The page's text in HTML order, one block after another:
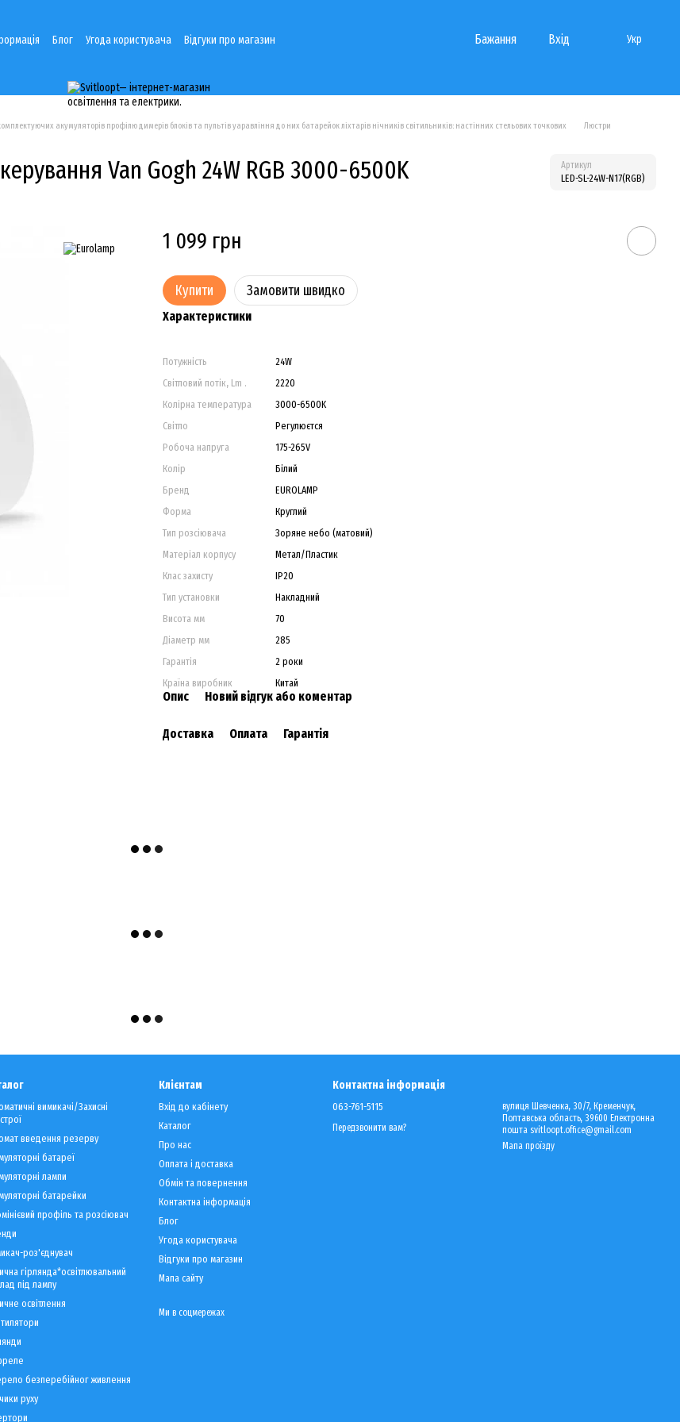
Блог Угода користувача Відгуки про магазин Бажання Вхід Укр
акумуляторів профілю димерів блоків та пультів уаравління до них батарейок ліхтарів нічників світильників: настінних стельових точкових
Люстри
Van Gogh 24W RGB 3000-6500K Артикул
LED-SL-24W-N17(RGB)
1 099 грн
Купити Замовити швидко
Характеристики
Потужність
24W
Світловий потік, Lm .
2220
Колірна температура
3000-6500K
Світло
Регулюєтся
Робоча напруга
175-265V
Колір
Білий
Бренд
EUROLAMP
Форма
Круглий
Тип розсіювача
Зоряне небо (матовий)
Матеріал корпусу
Метал/Пластик
Клас захисту
IP20
Тип установки
Накладний
Висота мм
70
Діаметр мм
285
Гарантія
2 роки
Країна виробник
Китай
Опис Новий відгук або коментар
Доставка Оплата Гарантія
вимикачі/Захисні
введення резерву
батареї
лампи
батарейки
профіль та розсіювач
роз'єднувач
гірлянда*освітлювальний
під лампу
освітлення
безперебійног живлення
руху
Клієнтам
Вхід до кабінету
Каталог
Про нас
Оплата і доставка
Обмін та повернення
Контактна інформація
Блог
Угода користувача
Відгуки про магазин
Мапа сайту
Ми в соцмережах
Контактна інформація
063-761-5115
Передзвонити вам?
вулиця Шевченка, 30/7, Кременчук,
Полтавська область, 39600 Електронна
пошта svitloopt.office@gmail.com
Мапа проїзду